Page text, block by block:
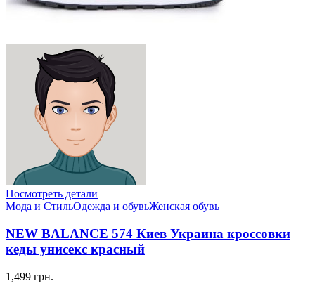
Посмотреть детали
Мода и СтильОдежда и обувьЖенская обувь
NEW BALANCE 574 Киев Украина кроссовки
кеды унисекс красный
1,499 грн.